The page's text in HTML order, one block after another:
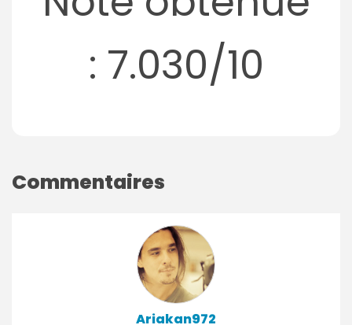
: 7.030/10
Commentaires
Ariakan972